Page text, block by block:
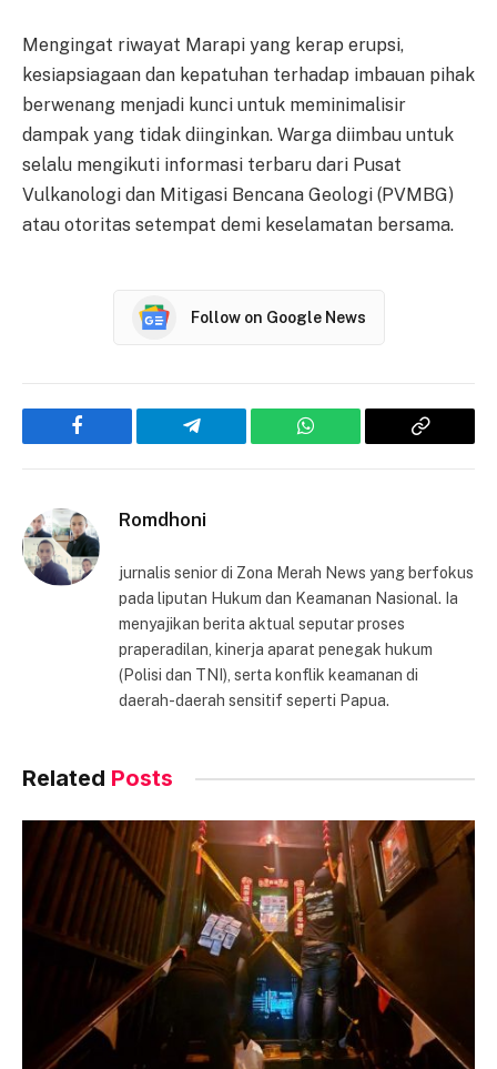
Mengingat riwayat Marapi yang kerap erupsi,
kesiapsiagaan dan kepatuhan terhadap imbauan pihak
berwenang menjadi kunci untuk meminimalisir
dampak yang tidak diinginkan. Warga diimbau untuk
selalu mengikuti informasi terbaru dari Pusat
Vulkanologi dan Mitigasi Bencana Geologi (PVMBG)
atau otoritas setempat demi keselamatan bersama.
Follow on Google News
Facebook Telegram WhatsApp
Copy
Romdhoni
jurnalis senior di Zona Merah News yang berfokus
pada liputan Hukum dan Keamanan Nasional. Ia
menyajikan berita aktual seputar proses
praperadilan, kinerja aparat penegak hukum
(Polisi dan TNI), serta konflik keamanan di
daerah-daerah sensitif seperti Papua.
Related Posts